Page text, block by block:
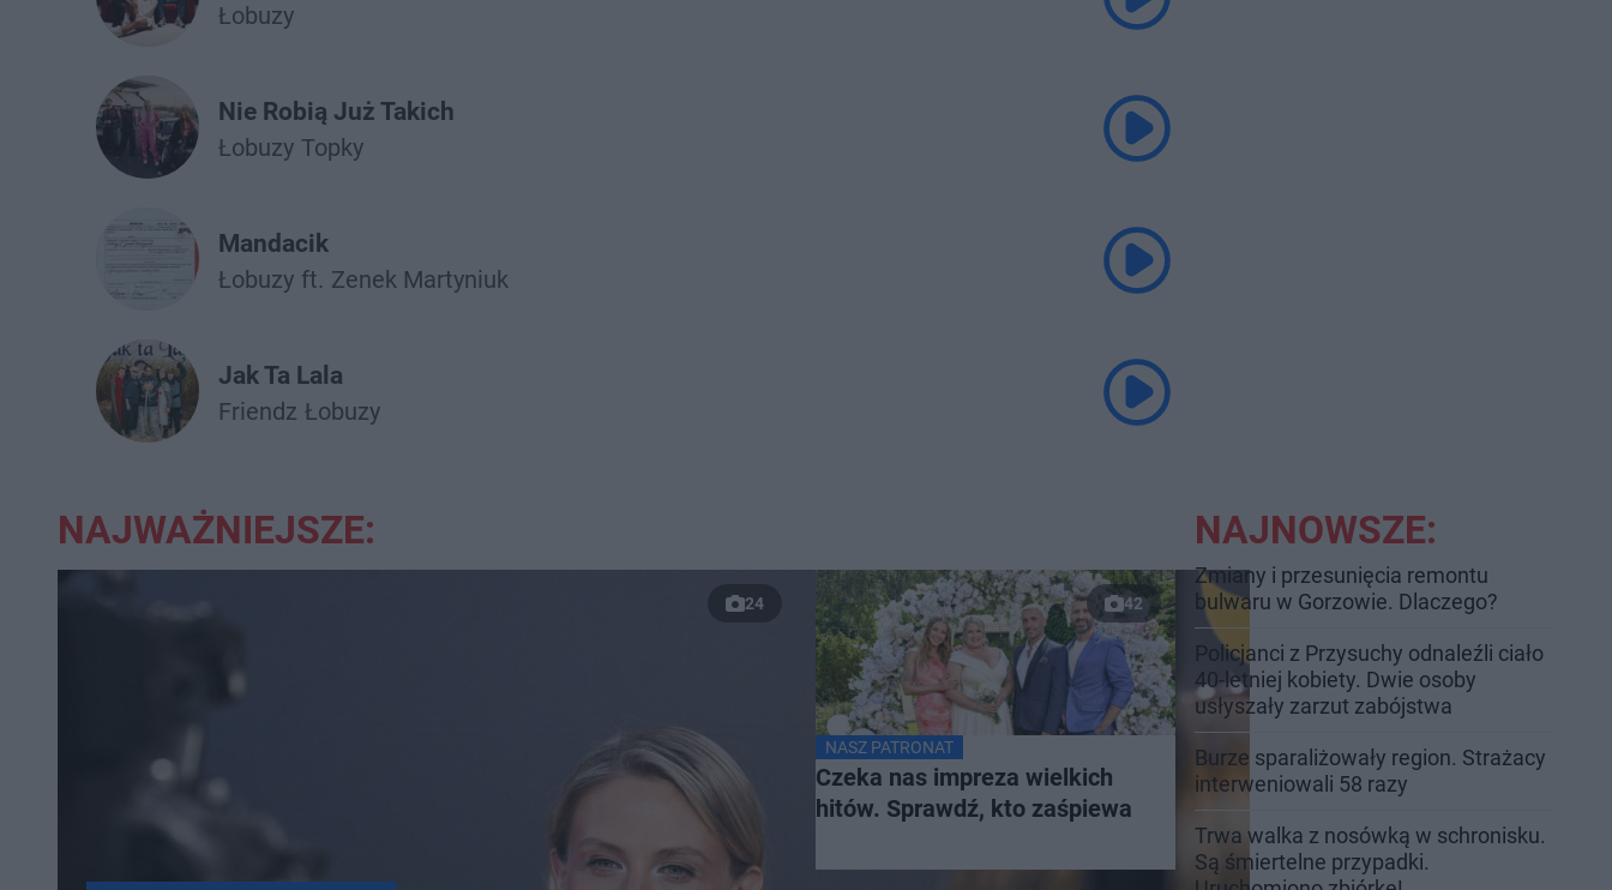
Łobuzy
Nie Robią Już Takich
Łobuzy Topky
Mandacik
Łobuzy ft. Zenek Martyniuk
Jak Ta Lala
Friendz Łobuzy
NAJWAŻNIEJSZE:
24 42
NASZ PATRONAT
Czeka nas impreza wielkich
hitów. Sprawdź, kto zaśpiewa
NAJNOWSZE:
Zmiany i przesunięcia remontu
bulwaru w Gorzowie. Dlaczego?
Policjanci z Przysuchy odnaleźli ciało
40-letniej kobiety. Dwie osoby
usłyszały zarzut zabójstwa
Burze sparaliżowały region. Strażacy
interweniowali 58 razy
Trwa walka z nosówką w schronisku.
Są śmiertelne przypadki.